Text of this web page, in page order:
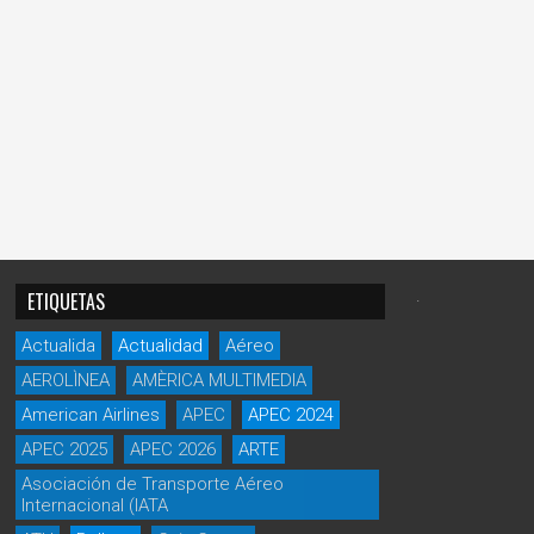
ETIQUETAS
Actualida Actualidad
Aéreo
AEROLÌNEA
AMÈRICA MULTIMEDIA
American Airlines
APEC
APEC 2024
APEC 2025
APEC 2026
ARTE
Asociación de Transporte Aéreo
Internacional (IATA
.